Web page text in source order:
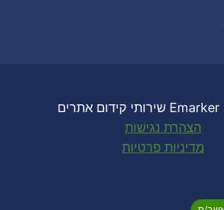
הצהרת נגישות
מדיניות פרטיות